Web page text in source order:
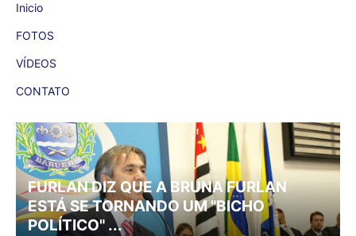
Inicio
FOTOS
VÍDEOS
CONTATO
FURLAN DIZ QUE A BRUNA FURLAN
ESTÁ SE TORNANDO UM "BICHO
POLÍTICO" ...